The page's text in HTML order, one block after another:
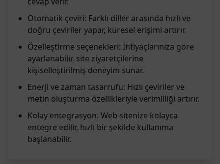
Otomatik çeviri: Farklı diller arasında hızlı ve
doğru çeviriler yapar, küresel erişimi artırır.
Özelleştirme seçenekleri: İhtiyaçlarınıza göre
ayarlanabilir, site ziyaretçilerine
kişiselleştirilmiş deneyim sunar.
Enerji ve zaman tasarrufu: Hızlı çeviriler ve
metin oluşturma özellikleriyle verimliliği artırır.
Kolay entegrasyon: Web sitenize kolayca
entegre edilir, hızlı bir şekilde kullanıma
başlanabilir.